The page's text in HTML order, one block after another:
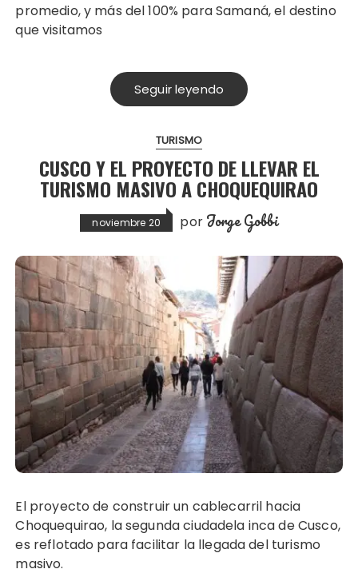
promedio, y más del 100% para Samaná, el destino
que visitamos
Seguir leyendo
TURISMO
CUSCO Y EL PROYECTO DE LLEVAR EL
TURISMO MASIVO A CHOQUEQUIRAO
noviembre 20 por Jorge Gobbi
El proyecto de construir un cablecarril hacia
Choquequirao, la segunda ciudadela inca de Cusco,
es reflotado para facilitar la llegada del turismo
masivo.